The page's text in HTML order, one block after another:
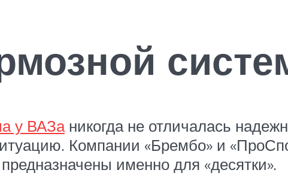
у ВАЗаникогда не отличалась
Компании «Брембо» и
именно для «десятки».